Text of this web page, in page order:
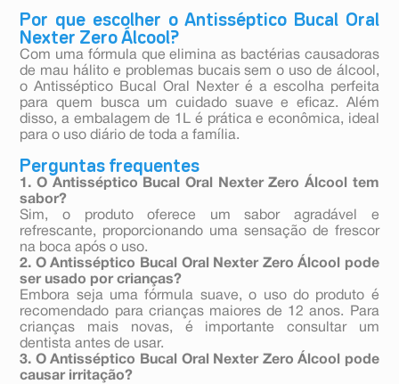
Por que escolher o Antisséptico Bucal Oral
Nexter Zero Álcool?
Com uma fórmula que elimina as bactérias causadoras
de mau hálito e problemas bucais sem o uso de álcool,
o Antisséptico Bucal Oral Nexter é a escolha perfeita
para quem busca um cuidado suave e eficaz. Além
disso, a embalagem de 1L é prática e econômica, ideal
para o uso diário de toda a família.
Perguntas frequentes
1. O Antisséptico Bucal Oral Nexter Zero Álcool tem
sabor?
Sim, o produto oferece um sabor agradável e
refrescante, proporcionando uma sensação de frescor
na boca após o uso.
2. O Antisséptico Bucal Oral Nexter Zero Álcool pode
ser usado por crianças?
Embora seja uma fórmula suave, o uso do produto é
recomendado para crianças maiores de 12 anos. Para
crianças mais novas, é importante consultar um
dentista antes de usar.
3. O Antisséptico Bucal Oral Nexter Zero Álcool pode
causar irritação?